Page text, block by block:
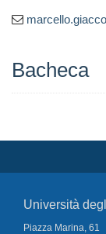
Bacheca
Università
Piazza Marina, 61